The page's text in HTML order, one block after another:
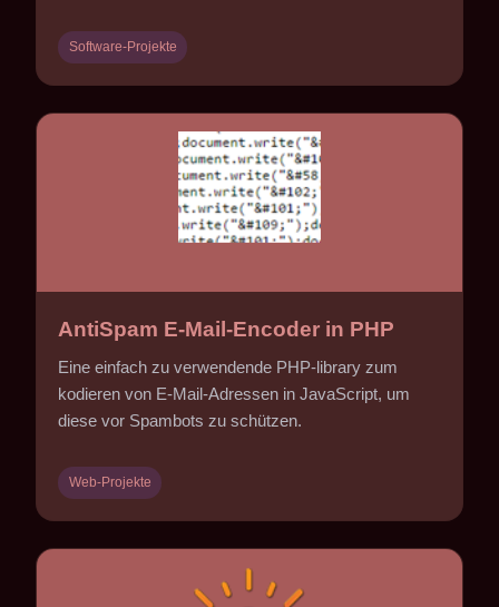
Software-Projekte
AntiSpam E-Mail-Encoder in PHP
Eine einfach zu verwendende PHP-library zum
kodieren von E-Mail-Adressen in JavaScript, um
diese vor Spambots zu schützen.
Web-Projekte